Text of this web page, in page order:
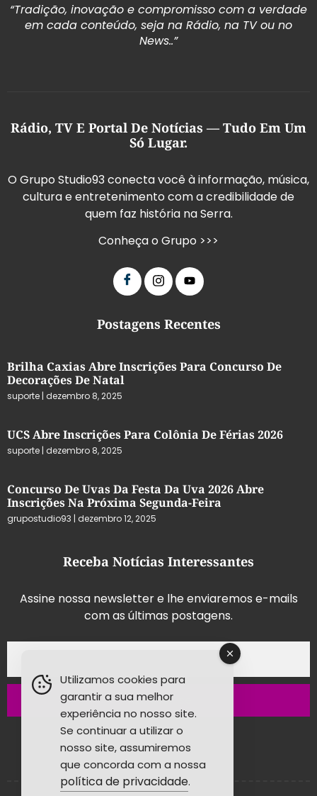
“Tradição, inovação e compromisso com a verdade
em cada conteúdo, seja na Rádio, na TV ou no
News..”
Rádio, TV E Portal De Notícias — Tudo Em Um
Só Lugar.
O Grupo Studio93 conecta você à informação, música,
cultura e entretenimento com a credibilidade de
quem faz história na Serra.
Conheça o Grupo >>>
Postagens Recentes
Brilha Caxias Abre Inscrições Para Concurso De
Decorações De Natal
suporte dezembro 8, 2025
UCS Abre Inscrições Para Colônia De Férias 2026
suporte dezembro 8, 2025
Concurso De Uvas Da Festa Da Uva 2026 Abre
Inscrições Na Próxima Segunda-Feira
grupostudio93 dezembro 12, 2025
Receba Notícias Interessantes
Assine nossa newsletter e lhe enviaremos e-mails
com as últimas postagens.
Inscrever-se
Utilizamos cookies para
garantir a sua melhor
experiência no nosso site.
Se continuar a utilizar o
nosso site, assumiremos
que concorda com a nossa
política de privacidade.